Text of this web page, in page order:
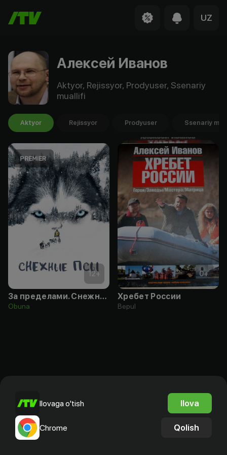
UZ
Алексей Иванов
Aktyor, Rejissyor, Prodyuser, Ssenariy
muallifi
Aktyor Rejissyor Prodyuser Ssenariy
12+
За пределами. Снежные псы
Obuna
0+
Хребет России
Bepul
Ilovaga o'tish Ilova
Chrome Qolish